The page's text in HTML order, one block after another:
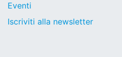
Eventi
Iscriviti alla newsletter